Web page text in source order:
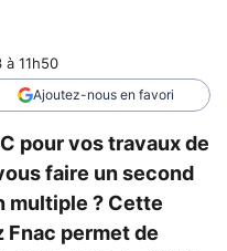
à 11h50
Ajoutez-nous en favori
pour vos travaux de
faire un second
multiple ? Cette
Fnac permet de